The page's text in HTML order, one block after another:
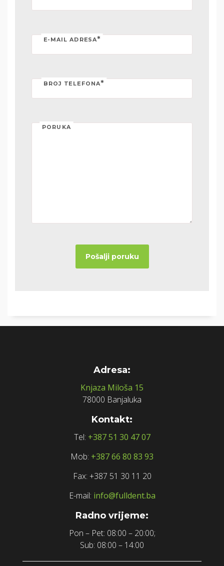
E-MAIL ADRESA*
BROJ TELEFONA*
PORUKA
Adresa:
Knjaza Miloša 15
78000 Banjaluka
Kontakt:
Tel: +387 51 30 47 07
Mob: +387 66 80 83 93
Fax: +387 51 30 11 20
E-mail: info@fulldent.ba
Radno vrijeme:
Pon – Pet: 08:00 – 20:00;
Sub: 08:00 – 14:00